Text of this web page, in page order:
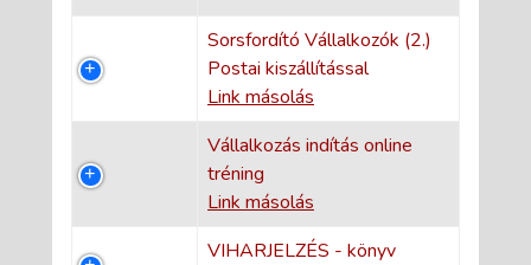
Sorsfordító Vállalkozók (2.)
Postai kiszállítással
Link másolás
Vállalkozás indítás online
tréning
Link másolás
VIHARJELZÉS - könyv